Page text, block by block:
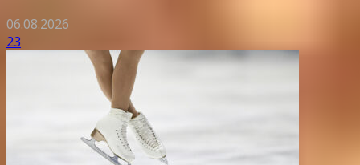
06.08.2026
23